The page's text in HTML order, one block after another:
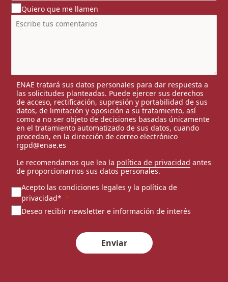
Quiero que me llamen
ENAE tratará sus datos personales para dar respuesta a
las solicitudes planteadas. Puede ejercer sus derechos
de acceso, rectificación, supresión y portabilidad de sus
datos, de limitación y oposición a su tratamiento, así
como a no ser objeto de decisiones basadas únicamente
en el tratamiento automatizado de sus datos, cuando
procedan, en la dirección de correo electrónico
rgpd@enae.es
Le recomendamos que lea la política de privacidad antes
de proporcionarnos sus datos personales.
Acepto las condiciones legales y la política de
privacidad*
Deseo recibir newsletter e información de interés
Enviar